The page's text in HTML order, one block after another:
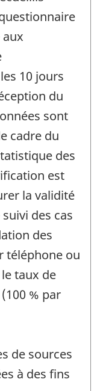
10 jours
du
sont
cadre du
des
est
la validité
des cas
des
téléphone ou
taux de
% par
de sources
à des fins